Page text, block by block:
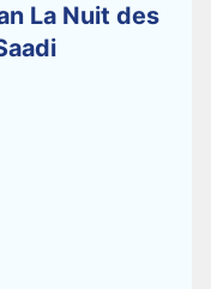
La Nuit des